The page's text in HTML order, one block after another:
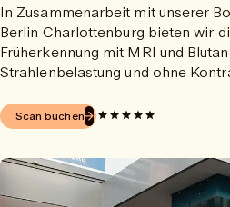
In Zusammenarbeit mit unserer
Berlin Charlottenburg bieten wir
Früherkennung mit MRI und
Strahlenbelastung und ohne
Scan buchen